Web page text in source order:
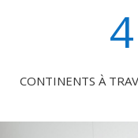
4
CONTINENTS À